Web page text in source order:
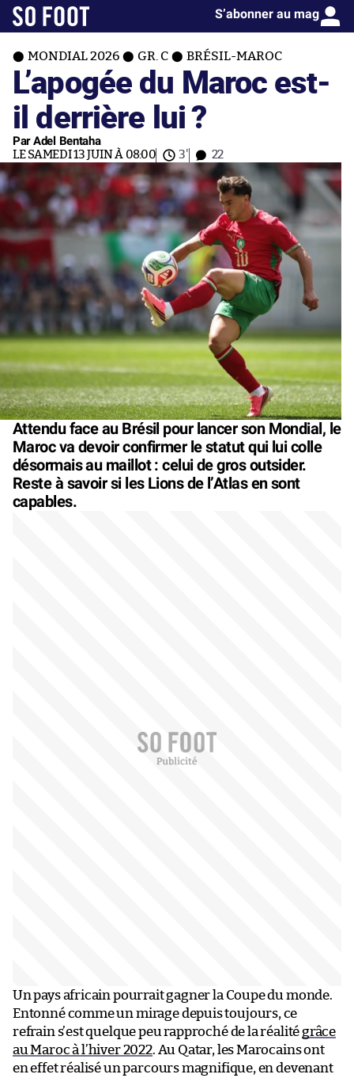
S’abonner au mag
MONDIAL 2026 GR. C BRÉSIL-MAROC
L’apogée du Maroc est-
il derrière lui ?
Par Adel Bentaha
LE SAMEDI 13 JUIN À 08:00 3' 22
Attendu face au Brésil pour lancer son Mondial, le
Maroc va devoir confirmer le statut qui lui colle
désormais au maillot : celui de gros outsider.
Reste à savoir si les Lions de l’Atlas en sont
capables.
Un pays africain pourrait gagner la Coupe du monde.
Entonné comme un mirage depuis toujours, ce
refrain s’est quelque peu rapproché de la réalitégrâce
au Maroc à l’hiver 2022. Au Qatar, les Marocains ont
en effet réalisé un parcours magnifique, en devenant